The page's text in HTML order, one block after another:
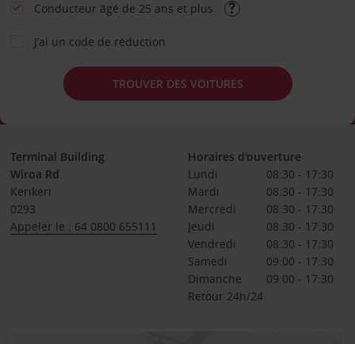
Conducteur âgé de 25 ans et plus
J’ai un code de réduction
TROUVER DES VOITURES
Terminal Building
Wiroa Rd
Kerikeri
0293
Appeler le : 64 0800 655111
Horaires d'ouverture
Lundi
08:30 - 17:30
Mardi
08:30 - 17:30
Mercredi
08:30 - 17:30
Jeudi
08:30 - 17:30
Vendredi
08:30 - 17:30
Samedi
09:00 - 17:30
Dimanche
09:00 - 17:30
Retour 24h/24